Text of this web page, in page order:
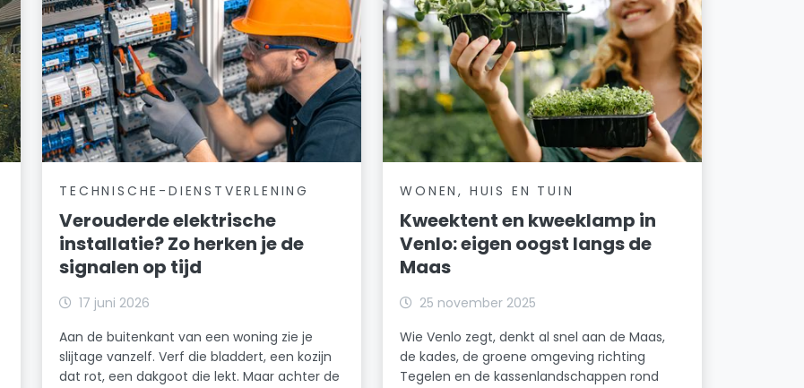
TECHNISCHE-DIENSTVERLENING
Verouderde elektrische
installatie? Zo herken je de
signalen op tijd
17 juni 2026
Aan de buitenkant van een woning zie je
slijtage vanzelf. Verf die bladdert, een kozijn
dat rot, een dakgoot die lekt. Maar achter de
WONEN, HUIS EN TUIN
Kweektent en kweeklamp in
Venlo: eigen oogst langs de
Maas
25 november 2025
Wie Venlo zegt, denkt al snel aan de Maas,
de kades, de groene omgeving richting
Tegelen en de kassenlandschappen rond